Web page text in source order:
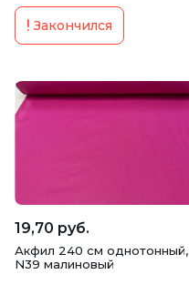
Закончился
19,70 руб.
Акфил 240 см однотонный,
N39 малиновый